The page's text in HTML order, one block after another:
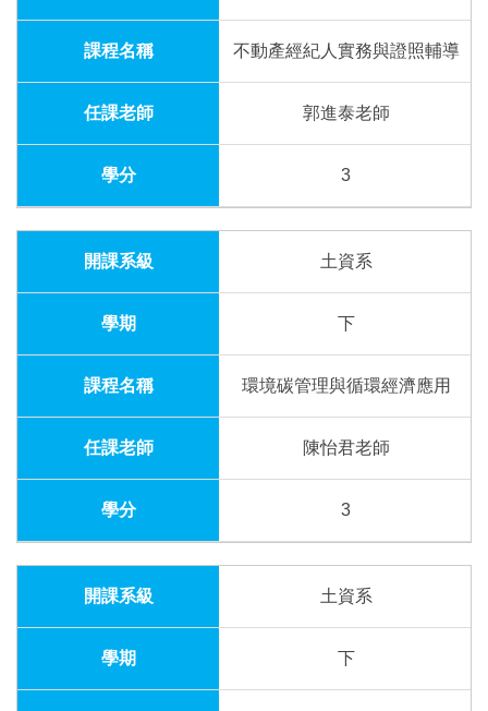
不動產經紀人實務與證照輔導
郭進泰老師
3
土資系
下
環境碳管理與循環經濟應用
陳怡君老師
3
土資系
下